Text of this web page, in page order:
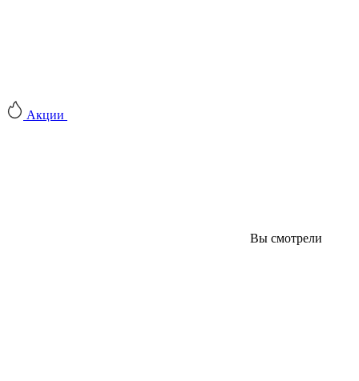
Акции
Вы смотрели